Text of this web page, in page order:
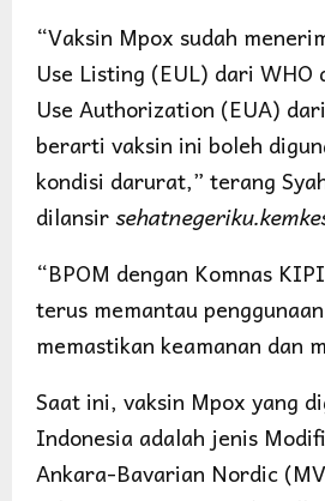
“Vaksin Mpox sudah
Use Listing (EUL) dari WHO
Use Authorization (EUA)
berarti vaksin ini boleh
kondisi darurat,” terang
dilansir
“BPOM dengan Komnas
terus memantau
memastikan keamanan dan
Saat ini, vaksin Mpox yang
Indonesia adalah jenis
Ankara-Bavarian Nordic